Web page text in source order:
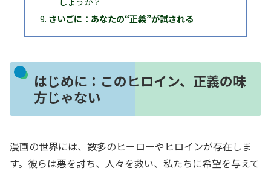
さいごに：あなたの“正義”が試される
はじめに：このヒロイン、正義の味
方じゃない
漫画の世界には、数多のヒーローやヒロインが存在しま
す。彼らは悪を討ち、人々を救い、私たちに希望を与えて